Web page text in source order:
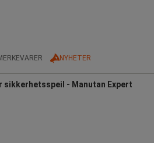
NYHETER
- Manutan Expert